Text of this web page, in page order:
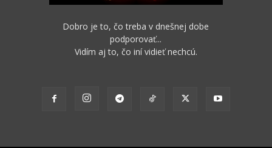
Dobro je to, čo treba v dnešnej dobe
podporovať...
Vidím aj to, čo iní vidieť nechcú.